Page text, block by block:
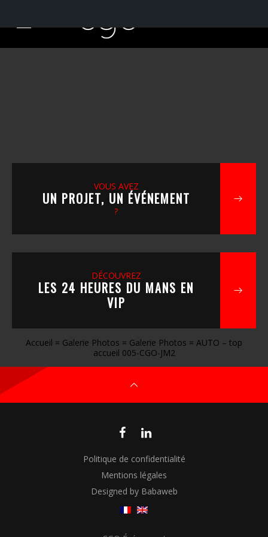
VOUS AVEZ
UN PROJET, UN ÉVÉNEMENT
?
DÉCOUVREZ
LES 24 HEURES DU MANS EN
VIP
Accueil = Galerie Photos = Galerie Photos = AUTO – top
accueil 005-CGO-JM2
Politique de confidentialité
Mentions légales
Designed by Babaweb